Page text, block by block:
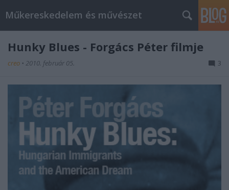
Műkereskedelem és művészet
Hunky Blues - Forgács Péter filmje
creo • 2010. február 05. 3